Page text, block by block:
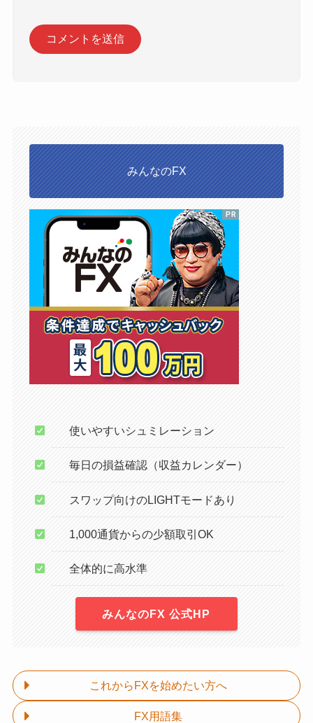
みんなのFX
使いやすいシュミレーション
毎日の損益確認（収益カレンダー）
スワップ向けのLIGHTモードあり
1,000通貨からの少額取引OK
全体的に高水準
みんなのFX 公式HP
これからFXを始めたい方へ
FX用語集